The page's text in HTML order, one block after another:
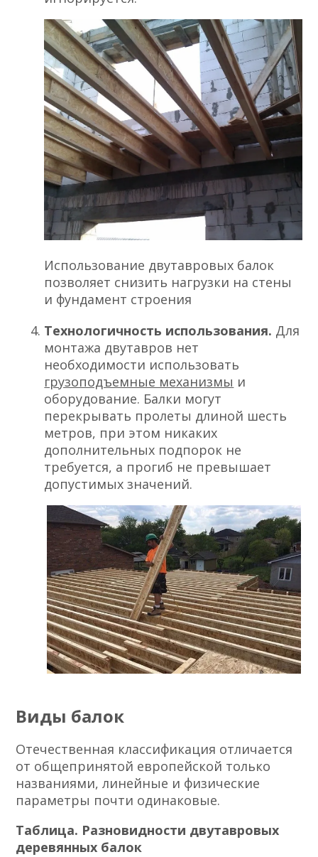
Использование двутавровых балок
позволяет снизить нагрузки на стены
и фундамент строения
Технологичность использования. Для
монтажа двутавров нет
необходимости использовать
грузоподъемные механизмы и
оборудование. Балки могут
перекрывать пролеты длиной шесть
метров, при этом никаких
дополнительных подпорок не
требуется, а прогиб не превышает
допустимых значений.
Виды балок
Отечественная классификация отличается
от общепринятой европейской только
названиями, линейные и физические
параметры почти одинаковые.
Таблица. Разновидности двутавровых
деревянных балок